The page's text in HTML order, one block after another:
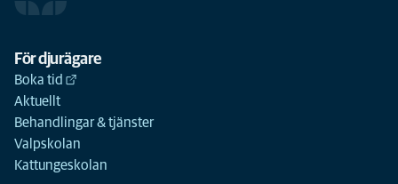
För djurägare
Boka tid
Aktuellt
Behandlingar & tjänster
Valpskolan
Kattungeskolan